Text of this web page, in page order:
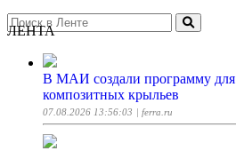
ЛЕНТА
В МАИ создали программу для
композитных крыльев
07.08.2026 13:56:03 | ferra.ru